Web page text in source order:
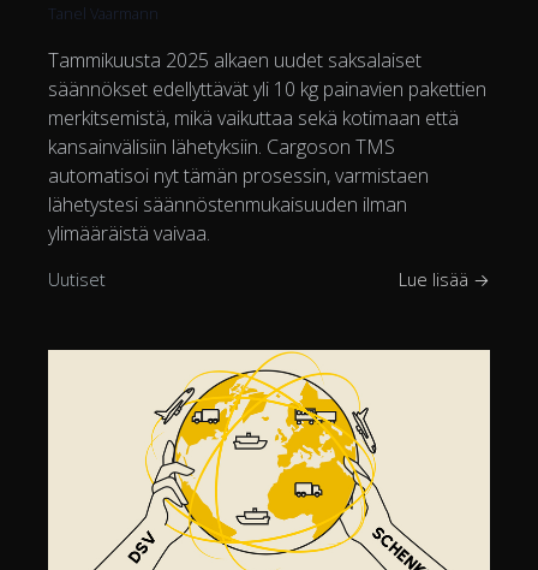
Tanel Vaarmann
Tammikuusta 2025 alkaen uudet saksalaiset
säännökset edellyttävät yli 10 kg painavien pakettien
merkitsemistä, mikä vaikuttaa sekä kotimaan että
kansainvälisiin lähetyksiin. Cargoson TMS
automatisoi nyt tämän prosessin, varmistaen
lähetystesi säännöstenmukaisuuden ilman
ylimääräistä vaivaa.
Uutiset Lue lisää →